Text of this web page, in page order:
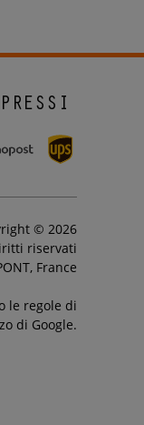
© 2026
riservati
France
le regole di
di Google.